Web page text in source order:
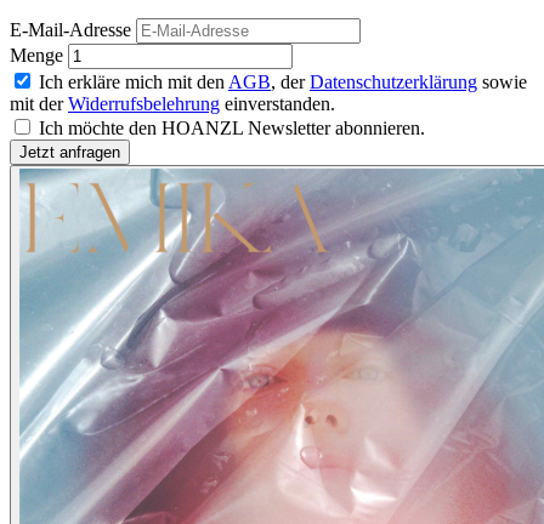
E-Mail-Adresse
Menge
Ich erkläre mich mit den AGB, derDatenschutzerklärung sowie
mit derWiderrufsbelehrung einverstanden.
Ich möchte den HOANZL Newsletter abonnieren.